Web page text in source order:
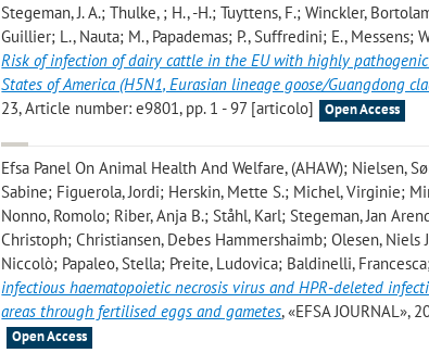
Stegeman, J. A.; Thulke, ; H., -H.; Tuyttens, F.; Winckler,
Guillier; L., Nauta; M., Papademas; P., Suffredini; E., Messens;
Risk of infection of dairy cattle in the EU with highly
States of America (H5N1, Eurasian lineage goose/Guangdong
23, Article number: e9801, pp. 1 - 97 [articolo]
Open Access
Efsa Panel On Animal Health And Welfare, (AHAW); Nielsen,
Sabine; Figuerola, Jordi; Herskin, Mette S.; Michel, Virginie;
Nonno, Romolo; Riber, Anja B.; Ståhl, Karl; Stegeman, Jan
Christoph; Christiansen, Debes Hammershaimb; Olesen, Niels
Niccolò; Papaleo, Stella; Preite, Ludovica; Baldinelli,
infectious haematopoietic necrosis virus and HPR‐deleted
areas through fertilised eggs and gametes, «EFSA JOURNAL»,
Open Access